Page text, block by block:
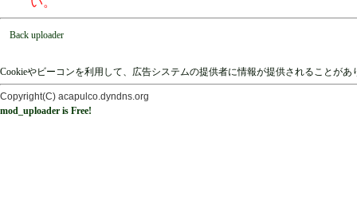
Back uploader
Cookieやビーコンを利用して、広告システムの提供者に情報が提供されることが
Copyright(C) acapulco.dyndns.org
mod_uploader is Free!